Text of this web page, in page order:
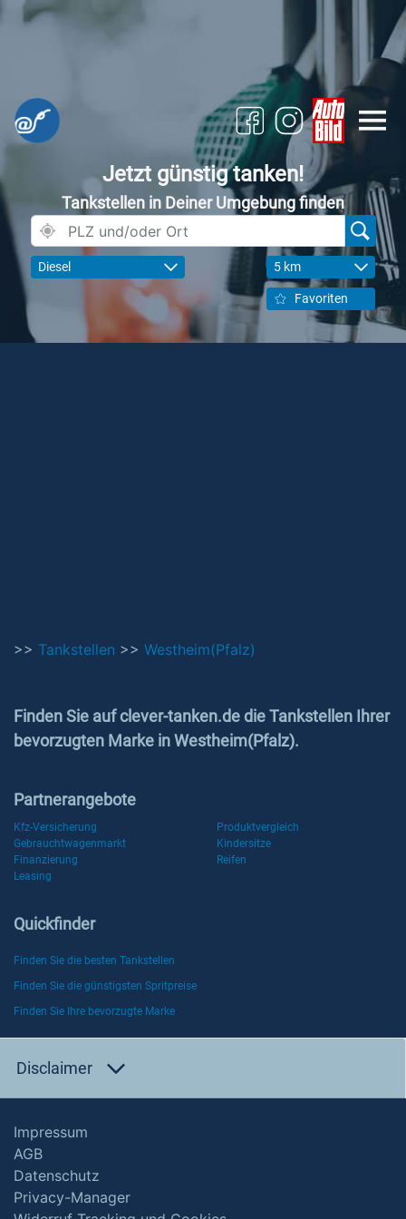
Jetzt günstig tanken!
Tankstellen in Deiner Umgebung finden
Diesel 5 km
Favoriten
>> Tankstellen >> Westheim(Pfalz)
Finden Sie auf clever-tanken.de die Tankstellen Ihrer
bevorzugten Marke in Westheim(Pfalz).
Partnerangebote
Kfz-Versicherung
Produktvergleich
Gebrauchtwagenmarkt
Kindersitze
Finanzierung
Reifen
Leasing
Quickfinder
Finden Sie die besten Tankstellen
Finden Sie die günstigsten Spritpreise
Finden Sie Ihre bevorzugte Marke
Disclaimer
Impressum
AGB
Datenschutz
Privacy-Manager